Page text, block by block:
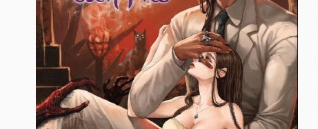
ศิลปะ บันเทิง กีฬา ท่องเที่ยว
สังคม วัฒนธรรม การปกครอง ศาสนาและปรัชญา
ศาสนา และปรัชญา
กฎหมาย สัญญา ภาษี
การเงิน การลงทุน บริหาร
ศิลปะ บันเทิง กีฬา ท่องเที่ยว
สังคม วัฒนธรรม การปกครอง ศาสนาและปรัชญา
ศาสนา และปรัชญา
กฎหมาย สัญญา ภาษี
การเงิน การลงทุน บริหาร